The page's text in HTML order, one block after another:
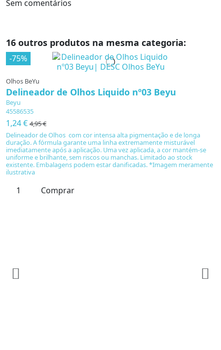
Sem comentários
16 outros produtos na mesma categoria:
-75%
Olhos BeYu
Delineador de Olhos Liquido nº03 Beyu
Beyu
45586535
1,24 € 4,95 €
Delineador de Olhos com cor intensa alta pigmentação e de longa
duração. A fórmula garante uma linha extremamente misturável
imediatamente após a aplicação. Uma vez aplicada, a cor mantém-se
uniforme e brilhante, sem riscos ou manchas. Limitado ao stock
existente. Embalagens podem estar danificadas. *Imagem meramente
ilustrativa
Comprar